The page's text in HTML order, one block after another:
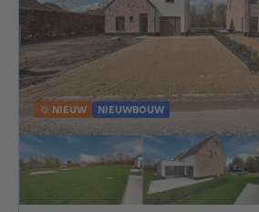
NIEUW NIEUWBOUW